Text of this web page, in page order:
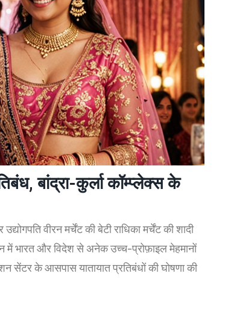
बांद्रा-कुर्ला कॉम्प्लेक्स के
वीरन मर्चेंट की बेटी राधिका मर्चेंट की शादी
में भारत और विदेश से अनेक उच्च-प्रोफ़ाइल मेहमानों
सेंटर के आसपास यातायात प्रतिबंधों की घोषणा की